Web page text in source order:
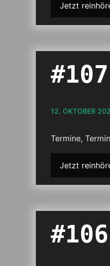
Jetzt
12. OKTOBER
Termine,
Jetzt